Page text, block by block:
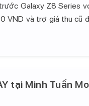
Galaxy Z8 Series
VND và trợ giá thu cũ
tại Minh Tuấn